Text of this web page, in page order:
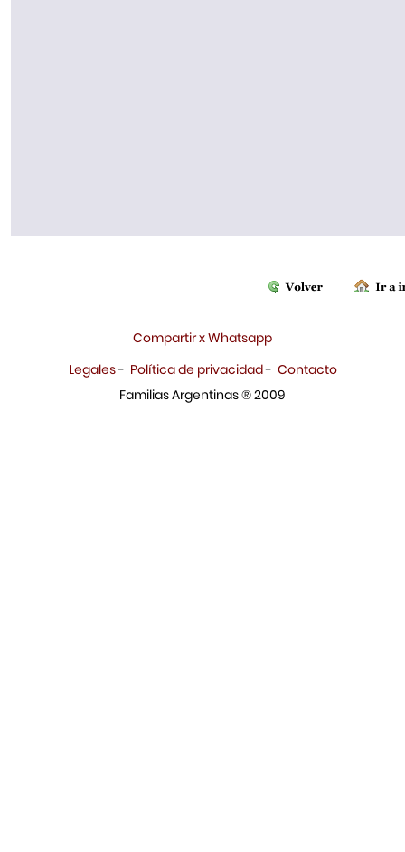
Compartir x Whatsapp
Legales- Política de privacidad- Contacto
Familias Argentinas ® 2009